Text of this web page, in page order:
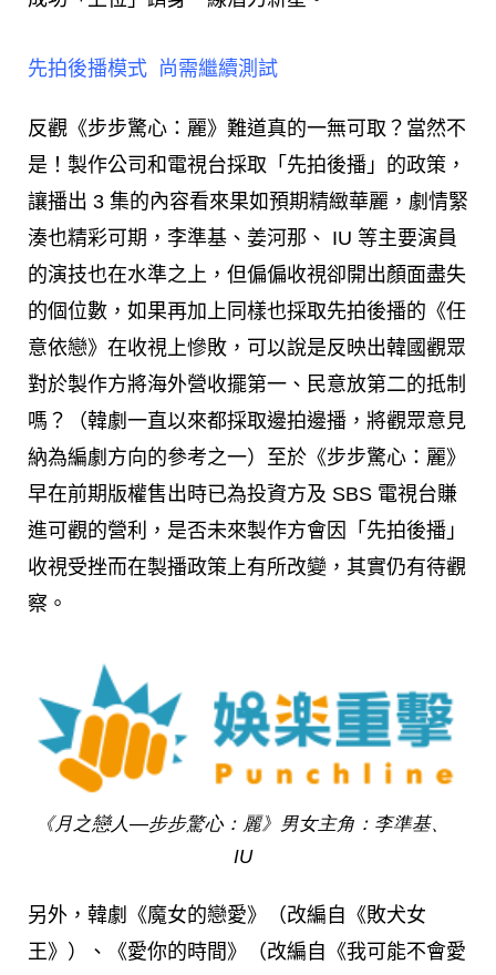
先拍後播模式 尚需繼續測試
反觀《步步驚心：麗》難道真的一無可取？當然不
是！製作公司和電視台採取「先拍後播」的政策，
讓播出 3 集的內容看來果如預期精緻華麗，劇情緊
湊也精彩可期，李準基、姜河那、 IU 等主要演員
的演技也在水準之上，但偏偏收視卻開出顏面盡失
的個位數，如果再加上同樣也採取先拍後播的《任
意依戀》在收視上慘敗，可以說是反映出韓國觀眾
對於製作方將海外營收擺第一、民意放第二的抵制
嗎？（韓劇一直以來都採取邊拍邊播，將觀眾意見
納為編劇方向的參考之一）至於《步步驚心：麗》
早在前期版權售出時已為投資方及 SBS 電視台賺
進可觀的營利，是否未來製作方會因「先拍後播」
收視受挫而在製播政策上有所改變，其實仍有待觀
察。
《月之戀人—步步驚心：麗》男女主角：李準基、
IU
另外，韓劇
《魔女的戀愛》（改編自《敗犬女
王》）、《愛你的時間》（改編自《我可能不會愛